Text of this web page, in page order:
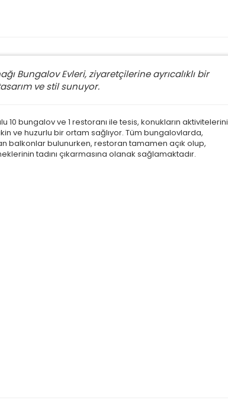
Bungalov Evleri, ziyaretçilerine ayrıcalıklı bir
ve stil sunuyor.
bungalov ve 1 restoranı ile tesis, konukların aktivitelerini
ve huzurlu bir ortam sağlıyor. Tüm bungalovlarda,
balkonlar bulunurken, restoran tamamen açık olup,
tadını çıkarmasına olanak sağlamaktadır.